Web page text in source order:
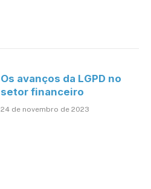
Os avanços da LGPD no
setor financeiro
24 de novembro de 2023